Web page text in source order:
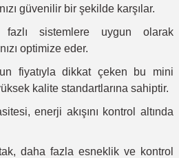
güvenilir bir şekilde karşılar.
sistemlere uygun olarak
optimize eder.
fiyatıyla dikkat çeken bu mini
kalite standartlarına sahiptir.
enerji akışını kontrol altında
daha fazla esneklik ve kontrol